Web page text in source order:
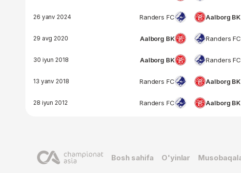
26 yanv 2024 Randers FC Aalborg BK
29 avg 2020 Aalborg BK Randers FC
30 iyun 2018 Aalborg BK Randers FC
13 yanv 2018 Randers FC Aalborg BK
28 iyun 2012 Randers FC Aalborg BK
Bosh sahifa O'yinlar